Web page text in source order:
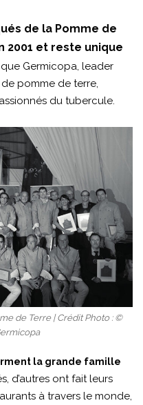
de la Pomme de
2001 et reste unique
Germicopa, leader
pomme de terre,
du tubercule.
de Terre | Crédit Photo : ©
la grande famille
d’autres ont fait leurs
à travers le monde,